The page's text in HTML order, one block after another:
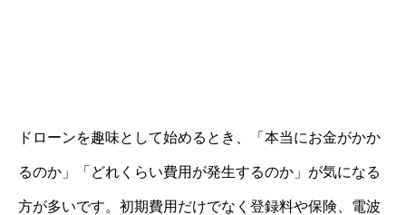
ドローンを趣味として始めるとき、「本当にお金がかか
るのか」「どれくらい費用が発生するのか」が気になる
方が多いです。初期費用だけでなく登録料や保険、電波